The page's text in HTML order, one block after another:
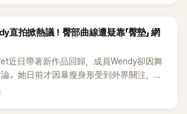
直拍掀熱議！臀部曲線遭疑靠「臀墊」 網
近日帶著新作品回歸，成員Wendy卻因舞
。她日前才因暴瘦身形受到外界關注，又
臀墊，如今最新打歌舞台曝光後，再度因